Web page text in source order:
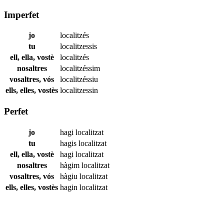
Imperfet
jo
localitzés
tu
localitzessis
ell, ella, vostè
localitzés
nosaltres
localitzéssim
vosaltres, vós
localitzéssiu
ells, elles, vostès localitzessin
Perfet
jo hagi localitzat
tu
hagis localitzat
ell, ella, vostè
hagi localitzat
nosaltres
hàgim localitzat
vosaltres, vós
hàgiu localitzat
ells, elles, vostès hagin localitzat